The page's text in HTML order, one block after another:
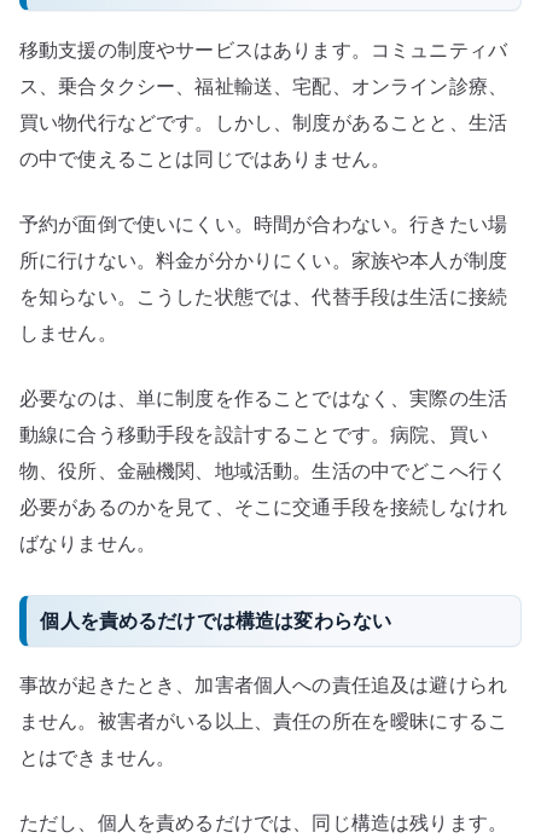
移動支援の制度やサービスはあります。コミュニティバ
ス、乗合タクシー、福祉輸送、宅配、オンライン診療、
買い物代行などです。しかし、制度があることと、生活
の中で使えることは同じではありません。
予約が面倒で使いにくい。時間が合わない。行きたい場
所に行けない。料金が分かりにくい。家族や本人が制度
を知らない。こうした状態では、代替手段は生活に接続
しません。
必要なのは、単に制度を作ることではなく、実際の生活
動線に合う移動手段を設計することです。病院、買い
物、役所、金融機関、地域活動。生活の中でどこへ行く
必要があるのかを見て、そこに交通手段を接続しなけれ
ばなりません。
個人を責めるだけでは構造は変わらない
事故が起きたとき、加害者個人への責任追及は避けられ
ません。被害者がいる以上、責任の所在を曖昧にするこ
とはできません。
ただし、個人を責めるだけでは、同じ構造は残ります。